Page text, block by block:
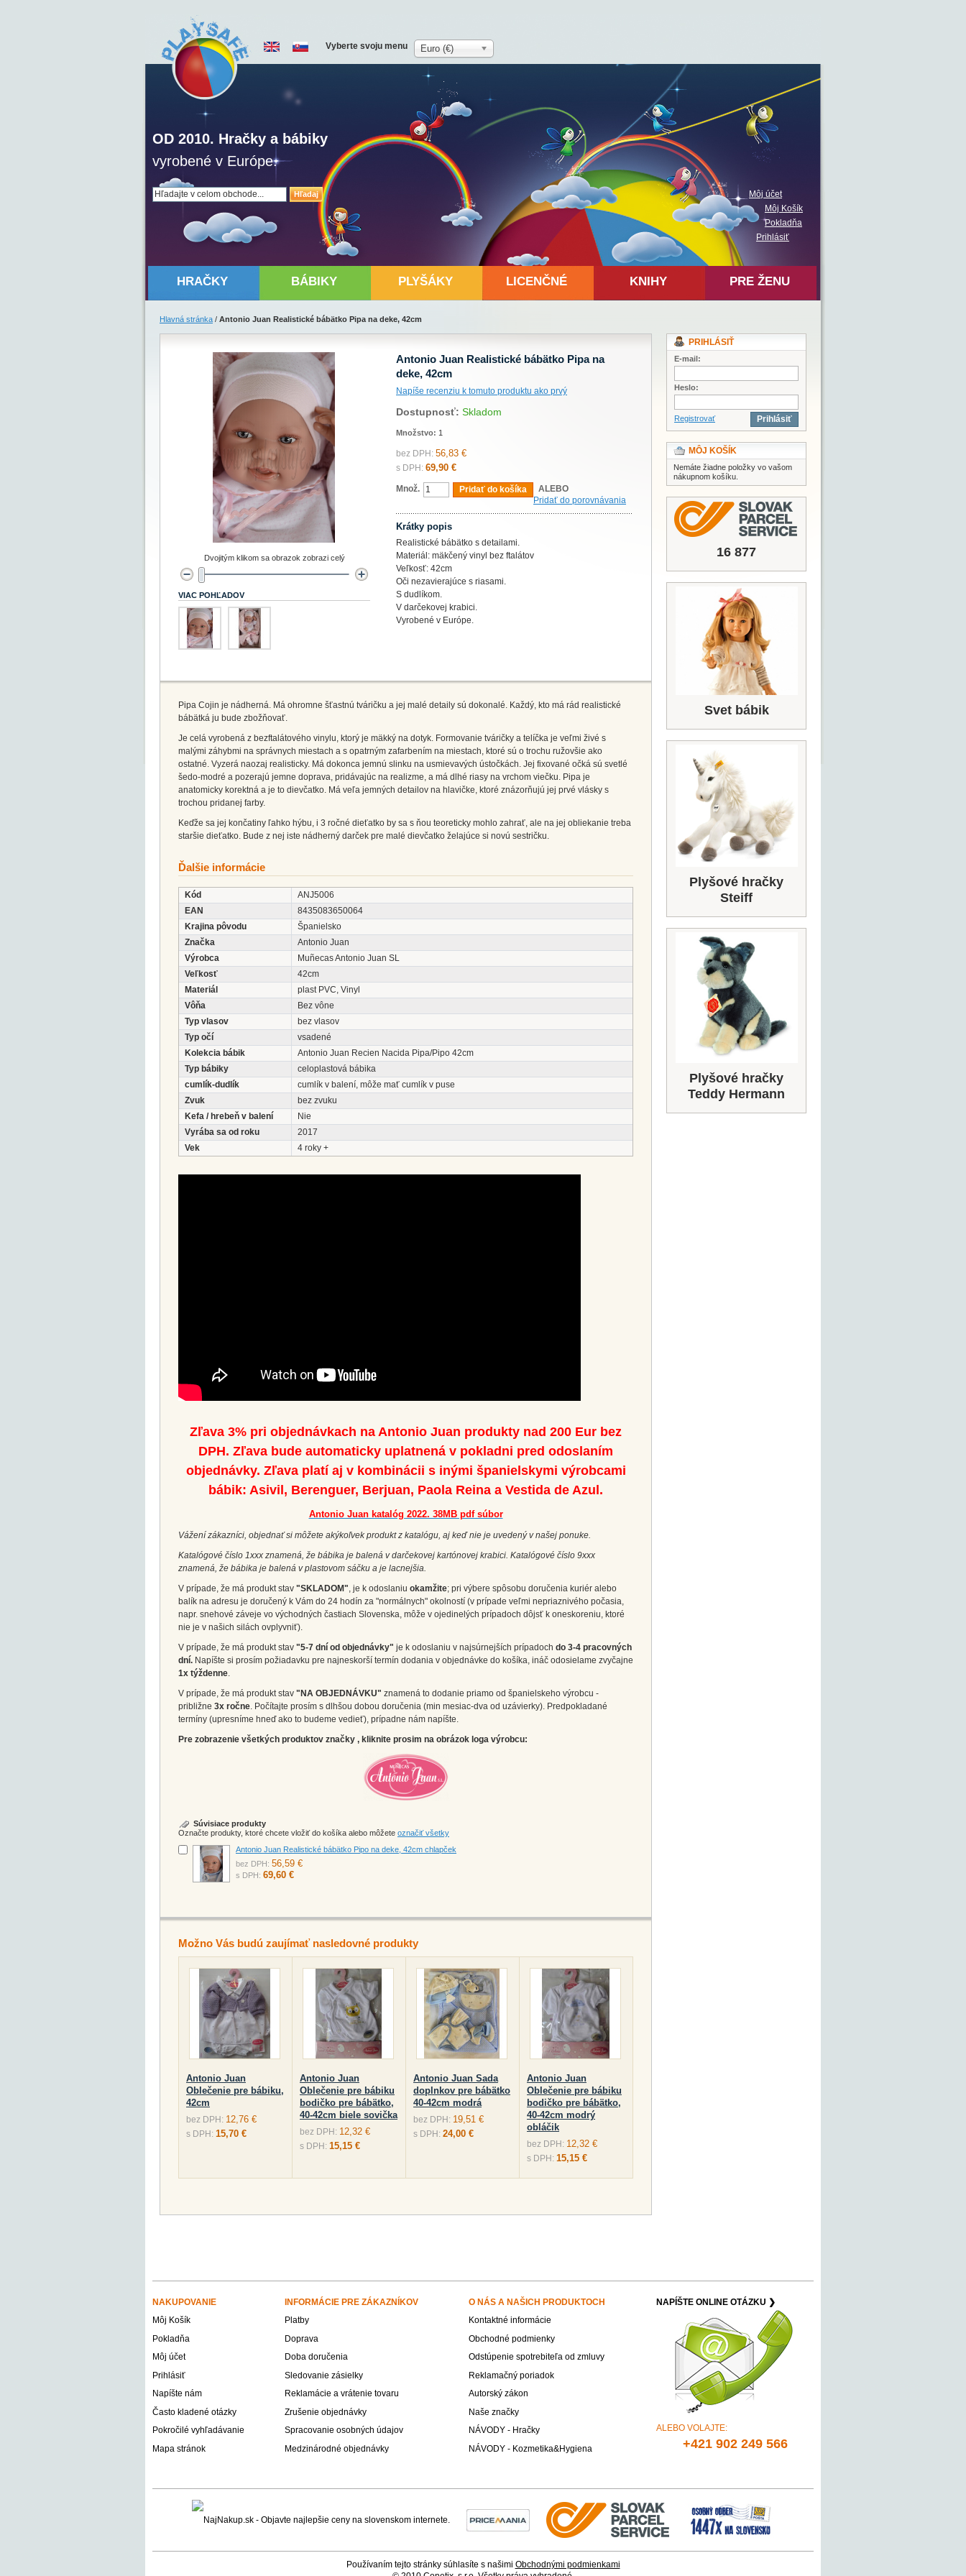
Hľadaj
OD 2010. Hračky a bábiky
vyrobené v Európe.
Môj účet
Môj Košík
Pokladňa
Prihlásiť
Vyberte svoju menu Euro (€)
HRAČKY BÁBIKY PLYŠÁKY LICENČNÉ KNIHY PRE ŽENU
Hlavná stránka / Antonio Juan Realistické bábätko Pipa na deke, 42cm
Antonio Juan Realistické bábätko Pipa na
deke, 42cm
Napíše recenziu k tomuto produktu ako prvý
Dostupnosť: Skladom
Množstvo: 1
bez DPH: 56,83 €
s DPH: 69,90 €
Množ. Pridať do košíka
ALEBO
Pridať do porovnávania
Krátky popis
Realistické bábätko s detailami.
Materiál: mäkčený vinyl bez ftalátov
Veľkosť: 42cm
Oči nezavierajúce s riasami.
S dudlíkom.
V darčekovej krabici.
Vyrobené v Európe.
Dvojitým klikom sa obrazok zobrazi celý
VIAC POHĽADOV
Pipa Cojin je nádherná. Má ohromne šťastnú tváričku a jej malé detaily sú dokonalé. Každý, kto má rád realistické
bábätká ju bude zbožňovať.
Je celá vyrobená z bezftalátového vinylu, ktorý je mäkký na dotyk. Formovanie tváričky a telíčka je veľmi živé s
malými záhybmi na správnych miestach a s opatrným zafarbením na miestach, ktoré sú o trochu ružovšie ako
ostatné. Vyzerá naozaj realisticky. Má dokonca jemnú slinku na usmievavých ústočkách. Jej fixované očká sú svetlé
šedo-modré a pozerajú jemne doprava, pridávajúc na realizme, a má dlhé riasy na vrchom viečku. Pipa je
anatomicky korektná a je to dievčatko. Má veľa jemných detailov na hlavičke, ktoré znázorňujú jej prvé vlásky s
trochou pridanej farby.
Keďže sa jej končatiny ľahko hýbu, i 3 ročné dieťatko by sa s ňou teoreticky mohlo zahrať, ale na jej obliekanie treba
staršie dieťatko. Bude z nej iste nádherný darček pre malé dievčatko želajúce si novú sestričku.
Ďalšie informácie
Kód
ANJ5006
EAN
8435083650064
Krajina pôvodu
Španielsko
Značka
Antonio Juan
Výrobca
Muñecas Antonio Juan SL
Veľkosť
42cm
Materiál
plast PVC, Vinyl
Vôňa
Bez vône
Typ vlasov
bez vlasov
Typ očí
vsadené
Kolekcia bábik
Antonio Juan Recien Nacida Pipa/Pipo 42cm
Typ bábiky
celoplastová bábika
cumlík-dudlík
cumlík v balení, môže mať cumlík v puse
Zvuk
bez zvuku
Kefa / hrebeň v balení
Nie
Vyrába sa od roku
2017
Vek
4 roky +
Zľava 3% pri objednávkach na Antonio Juan produkty nad 200 Eur bez
DPH. Zľava bude automaticky uplatnená v pokladni pred odoslaním
objednávky. Zľava platí aj v kombinácii s inými španielskymi výrobcami
bábik: Asivil, Berenguer, Berjuan, Paola Reina a Vestida de Azul.
Antonio Juan katalóg 2022. 38MB pdf súbor
Vážení zákazníci, objednať si môžete akýkoľvek produkt z katalógu, aj keď nie je uvedený v našej ponuke.
Katalógové číslo 1xxx znamená, že bábika je balená v darčekovej kartónovej krabici. Katalógové číslo 9xxx
znamená, že bábika je balená v plastovom sáčku a je lacnejšia.
V prípade, že má produkt stav "SKLADOM", je k odoslaniu okamžite; pri výbere spôsobu doručenia kuriér alebo
balík na adresu je doručený k Vám do 24 hodín za "normálnych" okolností (v prípade veľmi nepriaznivého počasia,
napr. snehové záveje vo východných častiach Slovenska, môže v ojedinelých prípadoch dôjsť k oneskoreniu, ktoré
nie je v našich silách ovplyvniť).
V prípade, že má produkt stav "5-7 dní od objednávky" je k odoslaniu v najsúrnejších prípadoch do 3-4 pracovných
dní. Napíšte si prosím požiadavku pre najneskorší termín dodania v objednávke do košíka, ináč odosielame zvyčajne
1x týždenne.
V prípade, že má produkt stav "NA OBJEDNÁVKU" znamená to dodanie priamo od španielskeho výrobcu -
približne 3x ročne. Počítajte prosím s dlhšou dobou doručenia (min mesiac-dva od uzávierky). Predpokladané
termíny (upresníme hneď ako to budeme vedieť), prípadne nám napíšte.
Pre zobrazenie všetkých produktov značky , kliknite prosim na obrázok loga výrobcu:
Súvisiace produkty
Označte produkty, ktoré chcete vložiť do košíka alebo môžete označiť všetky
Antonio Juan Realistické bábätko Pipo na deke, 42cm chlapček
bez DPH: 56,59 €
s DPH: 69,60 €
Možno Vás budú zaujímať nasledovné produkty
Antonio Juan
Oblečenie pre bábiku,
42cm
bez DPH: 12,76 €
s DPH: 15,70 €
Antonio Juan
Oblečenie pre bábiku
bodičko pre bábätko,
40-42cm biele sovička
bez DPH: 12,32 €
s DPH: 15,15 €
Antonio Juan Sada
doplnkov pre bábätko
40-42cm modrá
bez DPH: 19,51 €
s DPH: 24,00 €
Antonio Juan
Oblečenie pre bábiku
bodičko pre bábätko,
40-42cm modrý
obláčik
bez DPH: 12,32 €
s DPH: 15,15 €
PRIHLÁSIŤ
E-mail:
Heslo:
Registrovať Prihlásiť
MÔJ KOŠÍK
Nemáte žiadne položky vo vašom
nákupnom košíku.
16 877
Svet bábik
Plyšové hračky
Steiff
Plyšové hračky
Teddy Hermann
NAKUPOVANIE INFORMÁCIE PRE ZÁKAZNÍKOV O NÁS A NAŠICH PRODUKTOCH NAPÍŠTE ONLINE OTÁZKU ❯
ALEBO VOLAJTE:
+421 902 249 566
Môj Košík Platby
Kontaktné informácie
Pokladňa
Doprava
Obchodné podmienky
Môj účet
Doba doručenia
Odstúpenie spotrebiteľa od zmluvy
Prihlásiť
Sledovanie zásielky
Reklamačný poriadok
Napíšte nám
Reklamácie a vrátenie tovaru
Autorský zákon
Často kladené otázky
Zrušenie objednávky
Naše značky
Pokročilé vyhľadávanie
Spracovanie osobných údajov
NÁVODY - Hračky
Mapa stránok
Medzinárodné objednávky NÁVODY - Kozmetika&Hygiena
Používaním tejto stránky súhlasíte s našimi Obchodnými podmienkami